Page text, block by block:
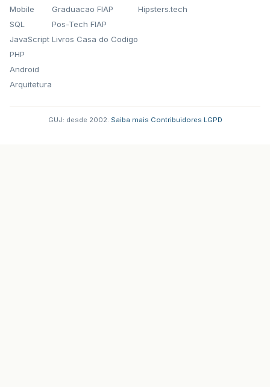
Mobile
SQL
JavaScript
PHP
Android
Arquitetura
Graduacao FIAP
Pos-Tech FIAP
Livros Casa do Codigo
Hipsters.tech
GUJ: desde 2002. Saiba mais Contribuidores LGPD